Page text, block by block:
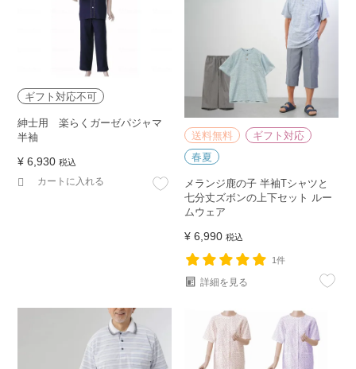
ギフト対応不可
紳士用 楽らくガーゼパジャマ
半袖
¥ 6,930 税込
カートに入れる
送料無料
ギフト対応
春夏
メランジ鹿の子 半袖Tシャツと
七分丈ズボンの上下セット ルー
ムウェア
¥ 6,990 税込
1件
詳細を見る